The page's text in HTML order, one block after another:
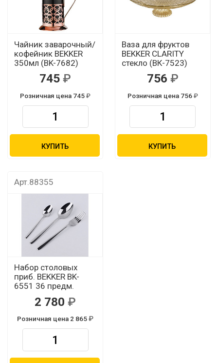
Чайник заварочный/
кофейник BEKKER
350мл (BK-7682)
745
Розничная цена 745
КУПИТЬ
Ваза для фруктов
BEKKER CLARITY
стекло (ВК-7523)
756
Розничная цена 756
КУПИТЬ
Арт.88355
Набор столовых
приб. BEKKER BK-
6551 36 предм.
2 780
Розничная цена 2 865